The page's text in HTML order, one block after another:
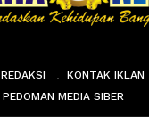
REDAKSI KONTAK IKLAN
PEDOMAN MEDIA SIBER